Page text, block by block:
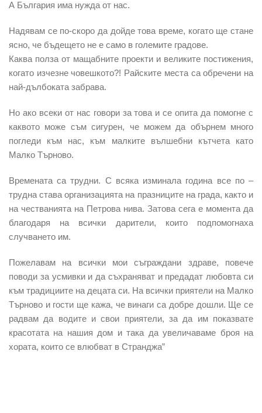
А България има нужда от нас.
Надявам се по-скоро да дойде това време, когато ще стане
ясно, че бъдещето не е само в големите градове.
Каква полза от мащабните проекти и великите постижения,
когато изчезне човешкото?! Райските места са обречени на
най-дълбоката забрава.
Но ако всеки от нас говори за това и се опита да помогне с
каквото може съм сигурен, че можем да обърнем много
погледи към нас, към малките вълшебни кътчета като
Малко Търново.
Времената са трудни. С всяка изминала година все по –
трудна става организацията на празниците на града, както и
на честванията на Петрова нива. Затова сега е момента да
благодаря на всички дарители, които подпомогнаха
случването им.
Пожелавам на всички мои съграждани здраве, повече
поводи за усмивки и да съхраняват и предадат любовта си
към традициите на децата си. На всички приятели на Малко
Търново и гости ще кажа, че винаги са добре дошли. Ще се
радвам да водите и свои приятели, за да им показвате
красотата на нашия дом и така да увеличаваме броя на
хората, които се влюбват в Странджа”